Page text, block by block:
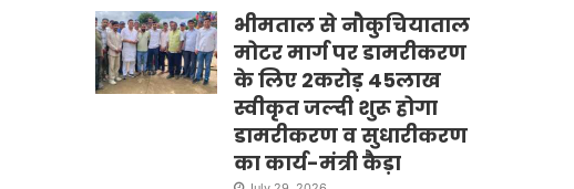
भीमताल से नौकुचियाताल
मोटर मार्ग पर डामरीकरण
के लिए 2करोड़ 45लाख
स्वीकृत जल्दी शुरू होगा
डामरीकरण व सुधारीकरण
का कार्य-मंत्री कैड़ा